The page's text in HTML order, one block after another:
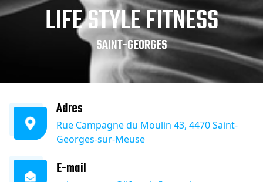
LIFE STYLE FITNESS
SAINT-GEORGES
Adres
Rue Campagne du Moulin 43, 4470 Saint-
Georges-sur-Meuse
E-mail